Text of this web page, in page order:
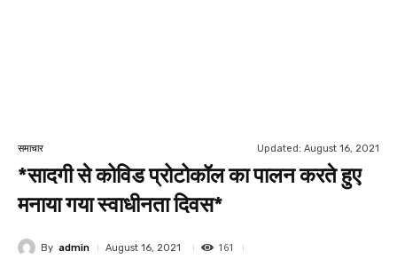
समाचार Updated: August 16, 2021
*सादगी से कोविड प्रोटोकॉल का पालन करते हुए
मनाया गया स्वाधीनता दिवस*
By admin August 16, 2021 161